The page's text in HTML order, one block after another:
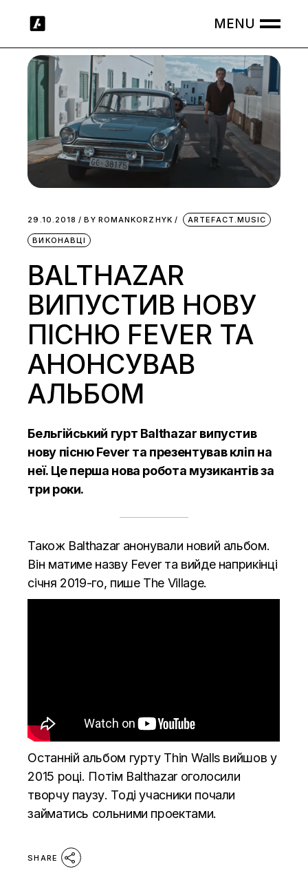
29.10.2018 BY ROMANKORZHYK ARTEFACT.MUSIC
ВИКОНАВЦІ
BALTHAZAR
ВИПУСТИВ НОВУ
ПІСНЮ FEVER ТА
АНОНСУВАВ
АЛЬБОМ
Бельгійський гурт Balthazar випустив
нову пісню Fever та презентувавкліп на
неї. Це перша нова робота музикантів за
три роки.
Також Balthazar анонували новий альбом.
Він матиме назву Fever та вийде наприкінці
січня 2019-го, пише The Village.
Останній альбом гурту Thin Walls вийшов у
2015 році. Потім Balthazar оголосили
творчу паузу. Тоді учасники почали
займатись сольними проектами.
SHARE